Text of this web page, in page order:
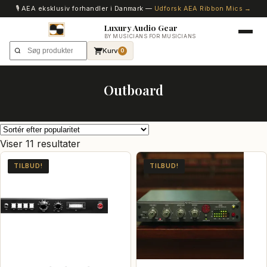
🎙️ AEA eksklusiv forhandler i Danmark — Udforsk AEA Ribbon Mics →
Luxury Audio Gear
BY MUSICIANS FOR MUSICIANS
Kurv 0
Outboard
Viser 11 resultaterSorteret
TILBUD! TILBUD!